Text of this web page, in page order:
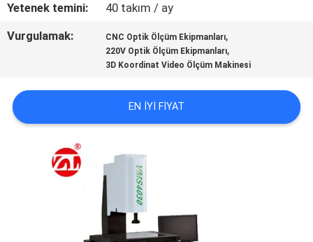
HABERLER
TEKLIF
ISTEĞI
Yetenek temini:
40 takım / ay
Vurgulamak:
CNC Optik Ölçüm Ekipmanları,
220V Optik Ölçüm Ekipmanları,
3D Koordinat Video Ölçüm Makinesi
EN IYI FIYAT